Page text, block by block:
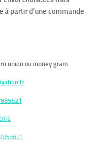
à partir d’une commande
union ou money gram